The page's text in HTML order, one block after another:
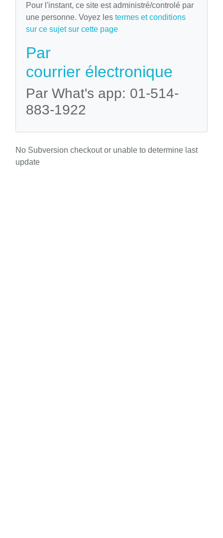
Pour l'instant, ce site est administré/controlé par
une personne. Voyez les termes et conditions
sur ce sujet sur cette page
Par
courrier électronique
Par What's app: 01-514-
883-1922
No Subversion checkout or unable to determine last
update